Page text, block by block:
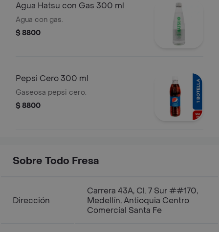
Agua Hatsu con Gas 300 ml
Agua con gas.
$ 8800
Pepsi Cero 300 ml
Gaseosa pepsi cero.
$ 8800
Sobre Todo Fresa
Dirección
Carrera 43A, Cl. 7 Sur ##170,
Medellín, Antioquia Centro
Comercial Santa Fe